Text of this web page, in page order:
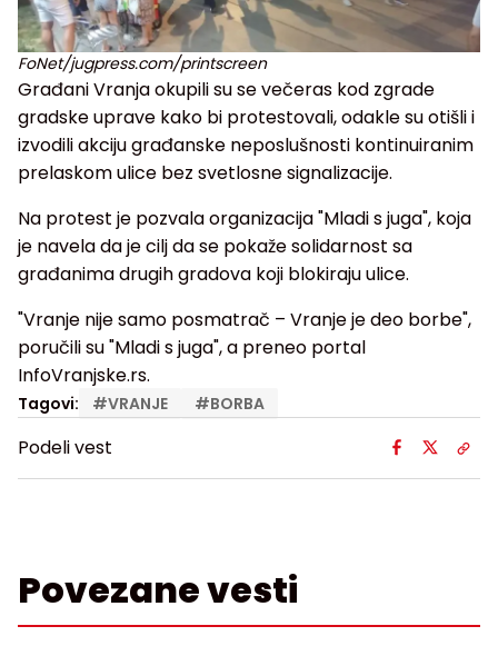
FoNet/jugpress.com/printscreen
Građani Vranja okupili su se večeras kod zgrade
gradske uprave kako bi protestovali, odakle su otišli i
izvodili akciju građanske neposlušnosti kontinuiranim
prelaskom ulice bez svetlosne signalizacije.
Na protest je pozvala organizacija "Mladi s juga", koja
je navela da je cilj da se pokaže solidarnost sa
građanima drugih gradova koji blokiraju ulice.
"Vranje nije samo posmatrač – Vranje je deo borbe",
poručili su "Mladi s juga", a preneo portal
InfoVranjske.rs.
Tagovi: #VRANJE #BORBA
Podeli vest
Povezane vesti